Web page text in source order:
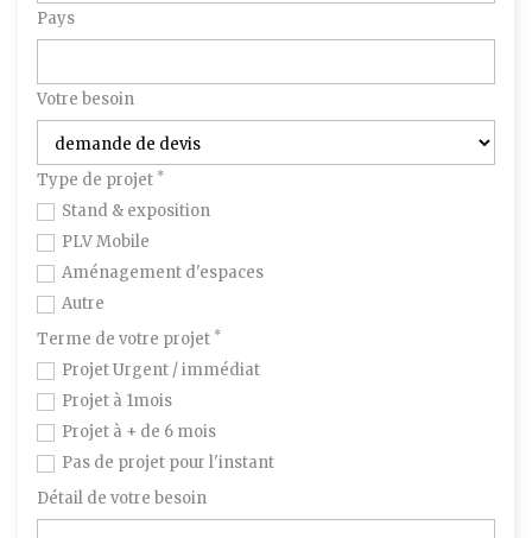
Pays
Votre besoin
Type de projet *
Stand & exposition
PLV Mobile
Aménagement d'espaces
Autre
Terme de votre projet *
Projet Urgent / immédiat
Projet à 1mois
Projet à + de 6 mois
Pas de projet pour l'instant
Détail de votre besoin